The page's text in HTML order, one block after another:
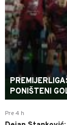
PONIŠTENI
Pre 4 h